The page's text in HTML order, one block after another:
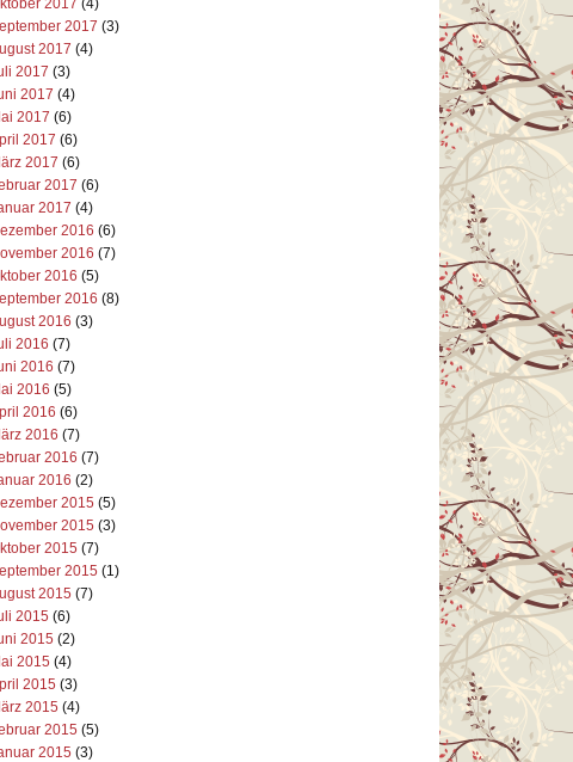
2017 (3)
2017 (4)
2017 (3)
2017 (4)
2017 (6)
2017 (6)
2017 (6)
2017 (6)
2017 (4)
2016 (6)
2016 (7)
2016 (5)
2016 (8)
2016 (3)
2016 (7)
2016 (7)
2016 (5)
2016 (6)
2016 (7)
2016 (7)
2016 (2)
2015 (5)
2015 (3)
2015 (7)
2015 (1)
2015 (7)
2015 (6)
2015 (2)
2015 (4)
2015 (3)
2015 (4)
2015 (5)
2015 (3)